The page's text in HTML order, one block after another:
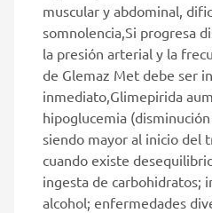
muscular y abdominal,
somnolencia,Si progresa
la presión arterial y la
de Glemaz Met debe ser
inmediato,Glimepirida
hipoglucemia
siendo mayor al inicio del
cuando existe
ingesta de carbohidratos;
alcohol; enfermedades